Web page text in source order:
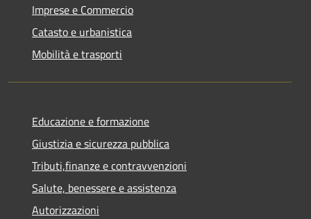
Imprese e Commercio
Catasto e urbanistica
Mobilità e trasporti
Educazione e formazione
Giustizia e sicurezza pubblica
Tributi,finanze e contravvenzioni
Salute, benessere e assistenza
Autorizzazioni